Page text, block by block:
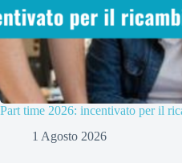
Part time 2026: incentivato per il
1 Agosto 2026